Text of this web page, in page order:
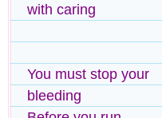
with caring
You must stop your
bleeding